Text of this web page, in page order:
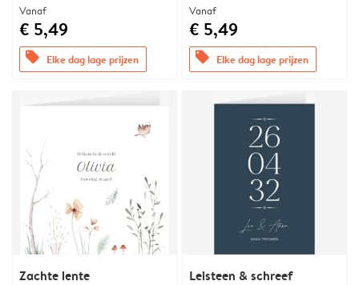
Vanaf
€ 5,49
offers Elke dag lage prijzen
Vanaf
€ 5,49
offers Elke dag lage prijzen
Zachte lente Leisteen & schreef